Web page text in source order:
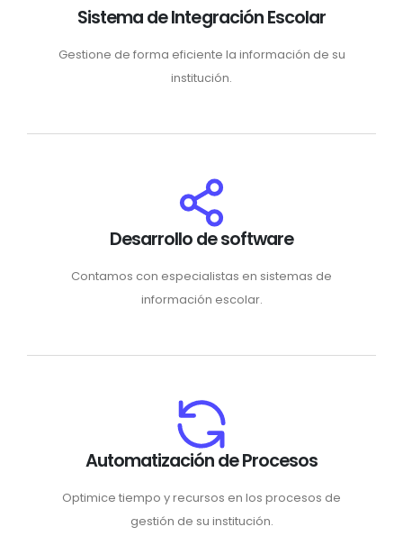
Sistema de Integración Escolar
Gestione de forma eficiente la información de su
institución.
Desarrollo de software
Contamos con especialistas en sistemas de
información escolar.
Automatización de Procesos
Optimice tiempo y recursos en los procesos de
gestión de su institución.